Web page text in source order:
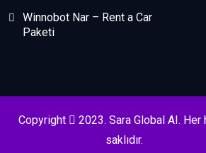
Winnobot Nar – Rent a Car
Paketi
Copyright
2023. Sara Global AI. Her
saklıdır.